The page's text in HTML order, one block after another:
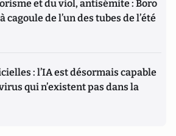
et du viol, antisémite : Boro
cagoule de l’un des tubes de l’été
: l’IA est désormais capable
qui n’existent pas dans la